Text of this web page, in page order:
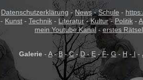
Datenschutzerklärung -News-Schule -
- Kunst - Technik - Literatur-Kultur- Politik -
mein Youtube Kanal -erstes Rätsel
Galerie - A-B -C-D-E-F- G - H- I-